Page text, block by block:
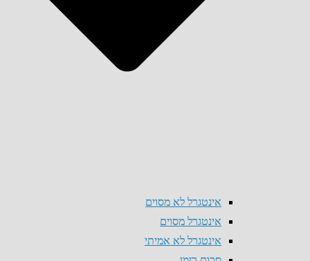
אינטגרל לא מסוים
אינטגרל מסוים
אינטגרל לא אמיתי